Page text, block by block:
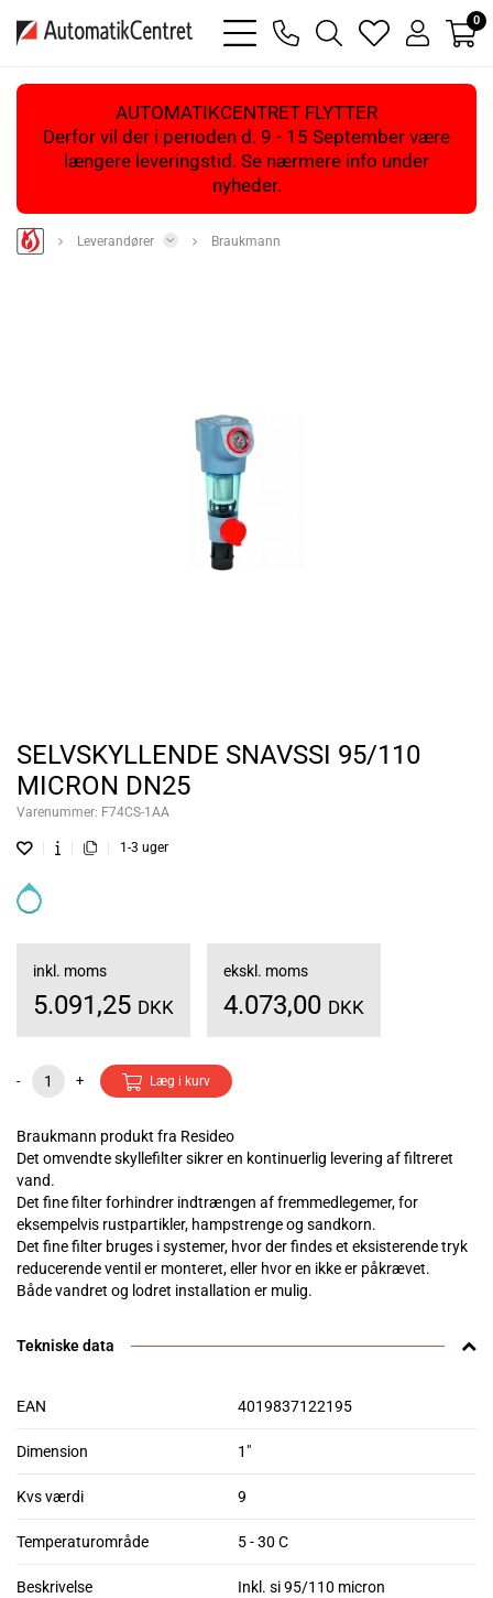
bars
light
phone
magnifying
glass
heart
light
user
light
0
AUTOMATIKCENTRET FLYTTER
Derfor vil der i perioden d. 9 - 15 September være
længere leveringstid. Se nærmere info under
nyheder.
Leverandører Braukmann
SELVSKYLLENDE SNAVSSI 95/110
MICRON DN25
Varenummer: F74CS-1AA
1-3 uger
inkl. moms
5.091,25 DKK
ekskl. moms
4.073,00 DKK
- + Læg i kurv
Braukmann produkt fra Resideo
Det omvendte skyllefilter sikrer en kontinuerlig levering af filtreret
vand.
Det fine filter forhindrer indtrængen af fremmedlegemer, for
eksempelvis rustpartikler, hampstrenge og sandkorn.
Det fine filter bruges i systemer, hvor der findes et eksisterende tryk
reducerende ventil er monteret, eller hvor en ikke er påkrævet.
Både vandret og lodret installation er mulig.
Tekniske data
EAN 4019837122195
Dimension 1"
Kvs værdi 9
Temperaturområde 5 - 30 C
Beskrivelse Inkl. si 95/110 micron